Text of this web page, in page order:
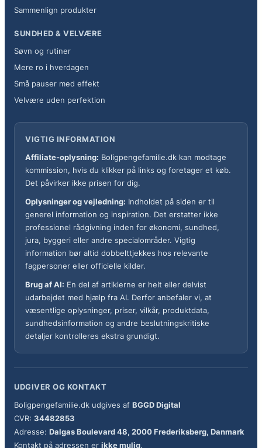
Sammenlign produkter
SUNDHED & VELVÆRE
Søvn og rutiner
Mere ro i hverdagen
Små pauser med effekt
Velvære uden perfektion
VIGTIG INFORMATION
Affiliate-oplysning: Boligpengefamilie.dk kan modtage
kommission, hvis du klikker på links og foretager et køb.
Det påvirker ikke prisen for dig.
Oplysninger og vejledning: Indholdet på siden er til
generel information og inspiration. Det erstatter ikke
professionel rådgivning inden for økonomi, sundhed,
jura, byggeri eller andre specialområder. Vigtig
information bør altid dobbelttjekkes hos relevante
fagpersoner eller officielle kilder.
Brug af AI: En del af artiklerne er helt eller delvist
udarbejdet med hjælp fra AI. Derfor anbefaler vi, at
væsentlige oplysninger, priser, vilkår, produktdata,
sundhedsinformation og andre beslutningskritiske
detaljer kontrolleres ekstra grundigt.
UDGIVER OG KONTAKT
Boligpengefamilie.dk udgives af BGGD Digital
CVR: 34482853
Adresse: Dalgas Boulevard 48, 2000 Frederiksberg, Danmark
Kontakt på adressen er ikke mulig.